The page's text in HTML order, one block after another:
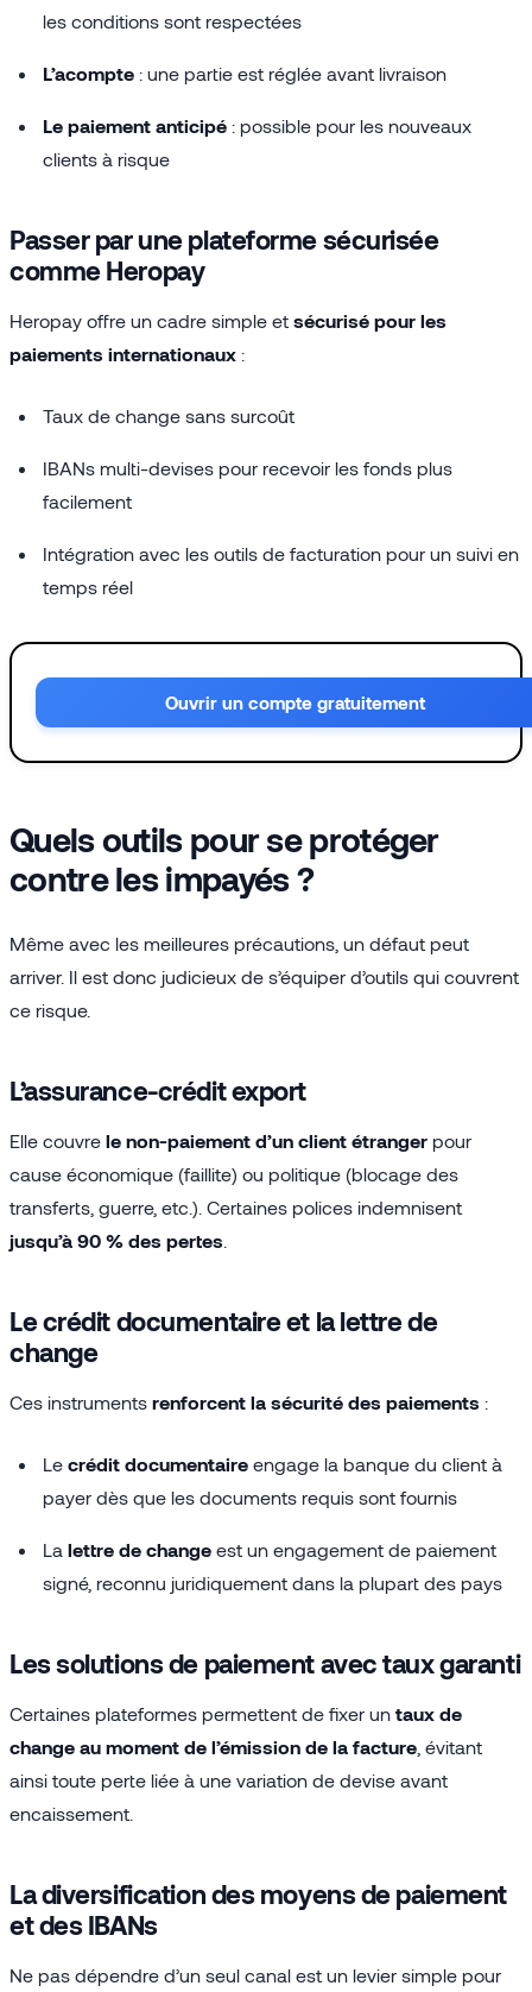
les conditions sont respectées
L’acompte : une partie est réglée avant livraison
Le paiement anticipé : possible pour les nouveaux
clients à risque
Passer par une plateforme sécurisée
comme Heropay
Heropay offre un cadre simple et sécurisé pour les
paiements internationaux :
Taux de change sans surcoût
IBANs multi-devises pour recevoir les fonds plus
facilement
Intégration avec les outils de facturation pour un suivi en
temps réel
Ouvrir un compte gratuitement
Quels outils pour se protéger
contre les impayés ?
Même avec les meilleures précautions, un défaut peut
arriver. Il est donc judicieux de s’équiper d’outils qui couvrent
ce risque.
L’assurance-crédit export
Elle couvre le non-paiement d’un client étranger pour
cause économique (faillite) ou politique (blocage des
transferts, guerre, etc.). Certaines polices indemnisent
jusqu’à 90 % des pertes
Le crédit documentaire et la lettre de
change
Ces instruments renforcent la sécurité des paiements :
Le crédit documentaire engage la banque du client à
payer dès que les documents requis sont fournis
La lettre de change est un engagement de paiement
signé, reconnu juridiquement dans la plupart des pays
Les solutions de paiement avec taux garanti
Certaines plateformes permettent de fixer un taux de
change au moment de l’émission de la facture , évitant
ainsi toute perte liée à une variation de devise avant
encaissement.
La diversification des moyens de paiement
et des IBANs
Ne pas dépendre d’un seul canal est un levier simple pour